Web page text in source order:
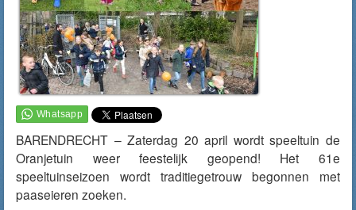
BARENDRECHT – Zaterdag 20 april wordt speeltuin de
Oranjetuin weer feestelijk geopend! Het 61e
speeltuinseizoen wordt traditiegetrouw begonnen met
paaseieren zoeken.